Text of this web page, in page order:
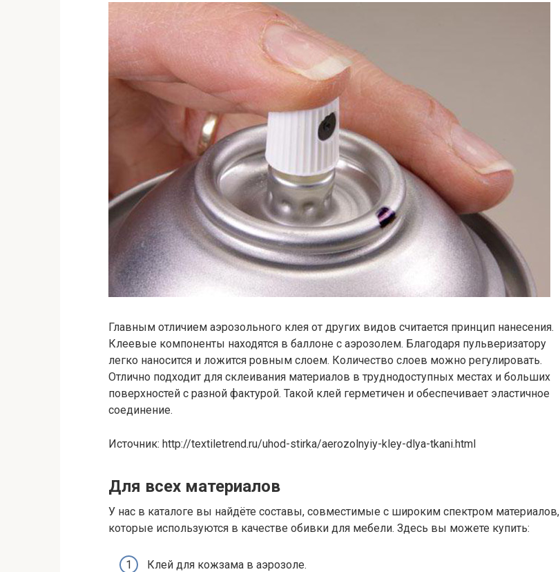
Главным отличием аэрозольного клея от других видов считается принцип нанесения.
Клеевые компоненты находятся в баллоне с аэрозолем. Благодаря пульверизатору
легко наносится и ложится ровным слоем. Количество слоев можно регулировать.
Отлично подходит для склеивания материалов в труднодоступных местах и больших
поверхностей с разной фактурой. Такой клей герметичен и обеспечивает эластичное
соединение.
Источник: http://textiletrend.ru/uhod-stirka/aerozolnyiy-kley-dlya-tkani.html
Для всех материалов
У нас в каталоге вы найдёте составы, совместимые с широким спектром материалов,
которые используются в качестве обивки для мебели. Здесь вы можете купить:
Клей для кожзама в аэрозоле.